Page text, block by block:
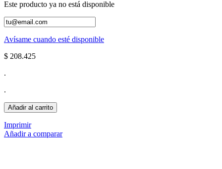
Este producto ya no está disponible
Avísame cuando esté disponible
$ 208.425
.
.
Añadir al carrito
Imprimir
Añadir a comparar